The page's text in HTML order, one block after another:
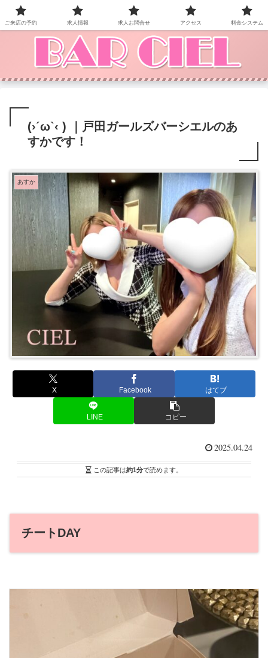
BAR CIEL！ご来店お待ちしています。
(›´ω`‹ ) ｜戸田ガールズバーシエルのあ
すかです！
あすか
X Facebook はてブ
LINE コピー
2025.04.24
この記事は約1分で読めます。
チートDAY
ご来店の予約 求人情報 求人お問合せ アクセス 料金システム